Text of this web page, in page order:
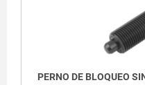
PERNO DE BLOQUEO